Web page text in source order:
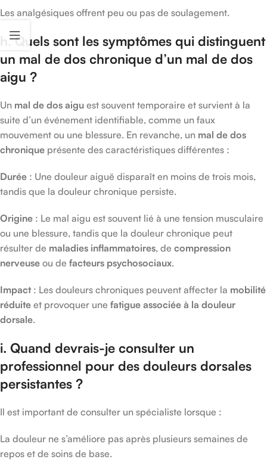
Les analgésiques offrent peu ou pas de soulagement.
h. Quels sont les symptômes qui distinguent
un mal de dos chronique d’un mal de dos
aigu ?
Un mal de dos aigu est souvent temporaire et survient à la
suite d’un événement identifiable, comme un faux
mouvement ou une blessure. En revanche, un mal de dos
chronique présente des caractéristiques différentes :
Durée : Une douleur aiguë disparaît en moins de trois mois,
tandis que la douleur chronique persiste.
Origine : Le mal aigu est souvent lié à une tension musculaire
ou une blessure, tandis que la douleur chronique peut
résulter de maladies inflammatoires, de compression
nerveuse ou de facteurs psychosociaux.
Impact: Les douleurs chroniques peuvent affecter la mobilité
réduite et provoquer une fatigue associée à la douleur
dorsale.
i. Quand devrais-je consulter un
professionnel pour des douleurs dorsales
persistantes ?
Il est important de consulter un spécialiste lorsque :
La douleur ne s’améliore pas après plusieurs semaines de
repos et de soins de base.